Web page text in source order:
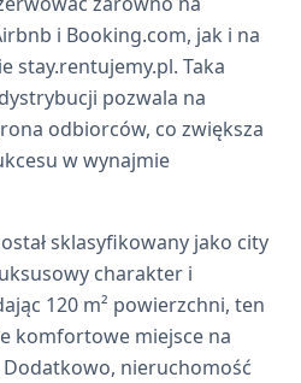
i Booking.com, jak i na
stay.rentujemy.pl. Taka
pozwala na
odbiorców, co zwiększa
w wynajmie
sklasyfikowany jako city
charakter i
120 m² powierzchni, ten
komfortowe miejsce na
nieruchomość